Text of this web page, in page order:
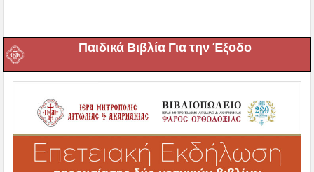
Παιδικά Βιβλία Για την Έξοδο